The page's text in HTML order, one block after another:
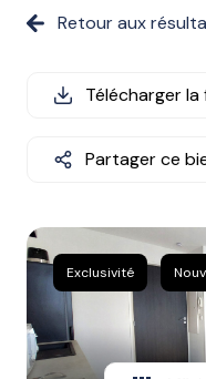
VENTES
LOCATIONS
ALERTE
E-MAIL
CONTACT
Retour aux
Télécharger la
Partager ce
Exclusivité